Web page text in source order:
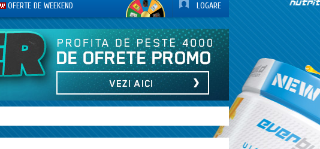
OFERTE DE WEEKEND LOGARE